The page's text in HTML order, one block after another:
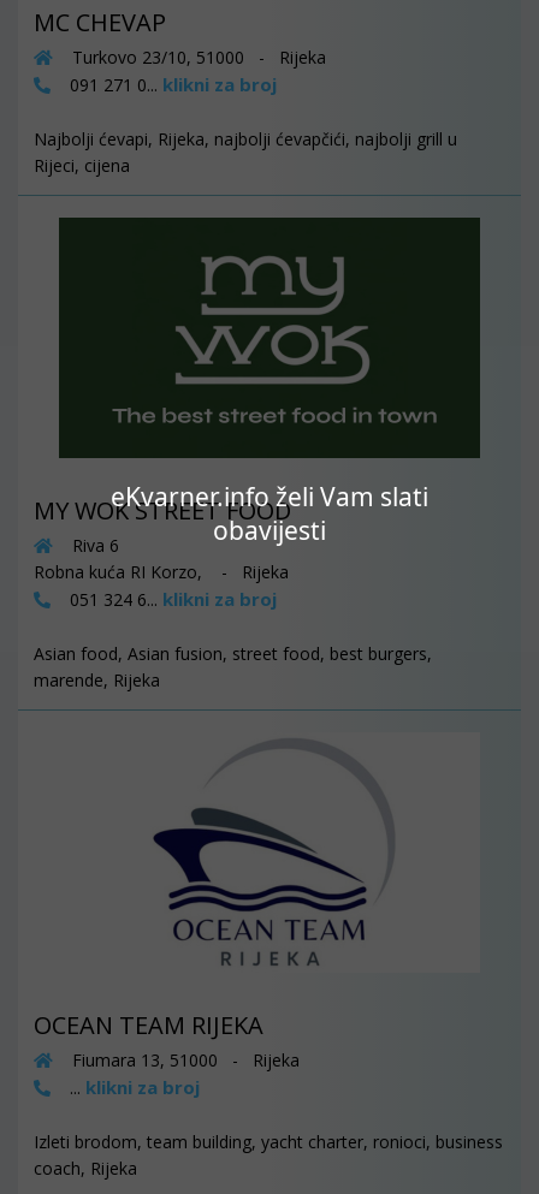
eKvarner.info želi Vam slati
obavijesti
MC CHEVAP
Turkovo 23/10, 51000 - Rijeka
091 271 0... klikni za broj
Najbolji ćevapi, Rijeka, najbolji ćevapčići, najbolji grill u
Rijeci, cijena
MY WOK STREET FOOD
Riva 6
Robna kuća RI Korzo, - Rijeka
051 324 6... klikni za broj
Asian food, Asian fusion, street food, best burgers,
marende, Rijeka
OCEAN TEAM RIJEKA
Fiumara 13, 51000 - Rijeka
... klikni za broj
Izleti brodom, team building, yacht charter, ronioci, business
coach, Rijeka